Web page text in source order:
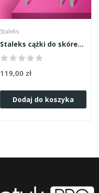
Staleks
Staleks cążki do skórek Expert 91 3mm
119,00 zł
Dodaj do koszyka